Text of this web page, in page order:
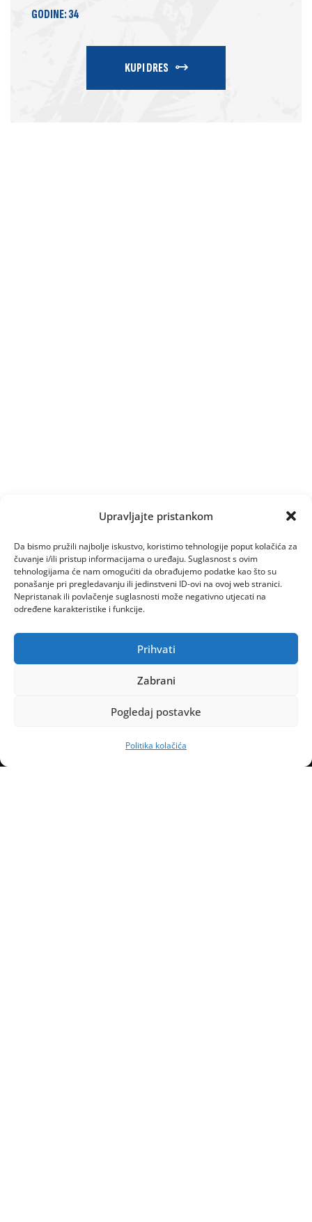
Upravljajte pristankom
Da bismo pružili najbolje iskustvo, koristimo tehnologije poput kolačića za
čuvanje i/ili pristup informacijama o uređaju. Suglasnost s ovim
tehnologijama će nam omogućiti da obrađujemo podatke kao što su
ponašanje pri pregledavanju ili jedinstveni ID-ovi na ovoj web stranici.
Nepristanak ili povlačenje suglasnosti može negativno utjecati na
određene karakteristike i funkcije.
Prihvati
Zabrani
Pogledaj postavke
Politika kolačića
GODINE:34
KUPI DRES